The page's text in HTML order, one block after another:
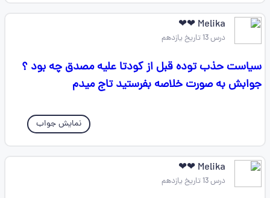
Melika ❤❤
درس 13 تاریخ یازدهم
سیاست حذب توده قبل از کودتا علیه مصدق چه بود ؟
جوابش به صورت خلاصه بفرستید تاج میدم
نمایش جواب
Melika ❤❤
درس 13 تاریخ یازدهم